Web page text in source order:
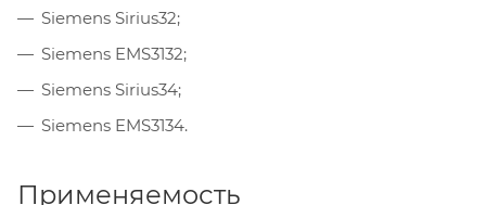
Siemens Sirius32;
Siemens EMS3132;
Siemens Sirius34;
Siemens EMS3134.
Применяемость